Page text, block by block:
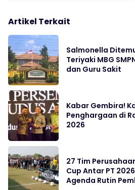
Artikel Terkait
Salmonella
Teriyaki MBG
dan Guru Sakit
Kabar Gembira!
Penghargaan di
2026
27 Tim
Cup Antar PT
Agenda Rutin